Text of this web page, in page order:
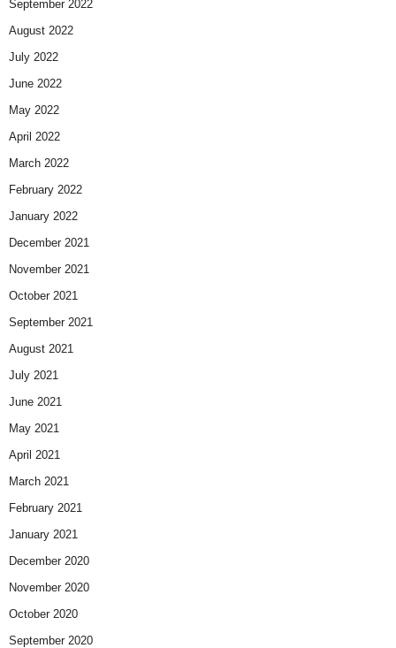
September 2022
August 2022
July 2022
June 2022
May 2022
April 2022
March 2022
February 2022
January 2022
December 2021
November 2021
October 2021
September 2021
August 2021
July 2021
June 2021
May 2021
April 2021
March 2021
February 2021
January 2021
December 2020
November 2020
October 2020
September 2020